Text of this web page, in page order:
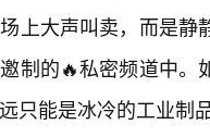
上大声叫卖，而是
制的🔥私密频道中
只能是冰冷的工业制